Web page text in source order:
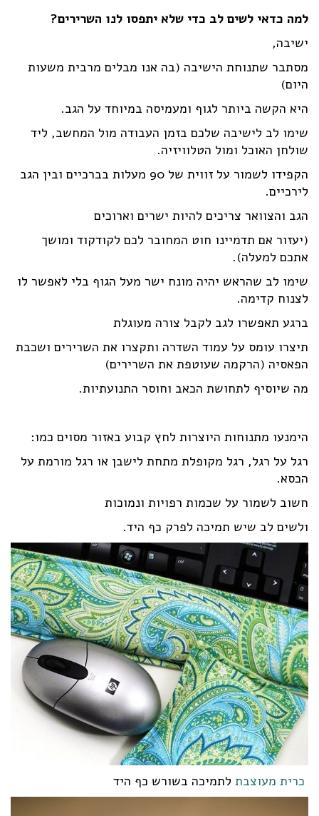
למה כדאי לשים לב כדי שלא יתפסו לנו השרירים?
ישיבה,
מסתבר שתנוחת הישיבה (בה אנו מבלים מרבית משעות
היום)
היא הקשה ביותר לגוף ומעמיסה במיוחד על הגב.
שימו לב לישיבה שלכם בזמן העבודה מול המחשב, ליד
שולחן האוכל ומול הטלוויזיה.
הקפידו לשמור על זווית של 90 מעלות בברכיים ובין הגב
לירכיים.
הגב והצוואר צריכים להיות ישרים וארוכים
(יעזור אם תדמיינו חוט המחובר לכם לקודקוד ומושך
אתכם למעלה).
שימו לב שהראש יהיה מונח ישר מעל הגוף בלי לאפשר לו
לצנוח קדימה.
ברגע תאפשרו לגב לקבל צורה מעוגלת
תיצרו עומס על עמוד השדרה ותקצרו את השרירים ושכבת
הפאסיה (הרקמה שעוטפת את השרירים)
מה שיוסיף לתחושת הכאב וחוסר התנועתיות.
הימנעו מתנוחות היוצרות לחץ קבוע באזור מסוים כמו:
רגל על רגל, רגל מקופלת מתחת לישבן או רגל מורמת על
הכסא.
חשוב לשמור על שכמות רפויות ונמוכות
ולשים לב שיש תמיכה לפרק כף היד.
כרית מעוצבת לתמיכה בשורש כף היד